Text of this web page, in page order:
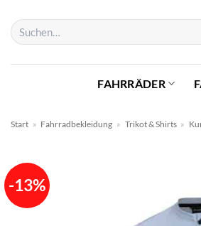
Inhalt
springen
Suchen
nach:
FAHRRÄDER
Start » Fahrradbekleidung » Trikot & Shirts »
-13%